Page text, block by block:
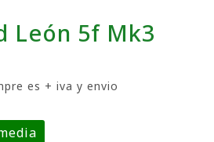
León 5f Mk3
es + iva y envio